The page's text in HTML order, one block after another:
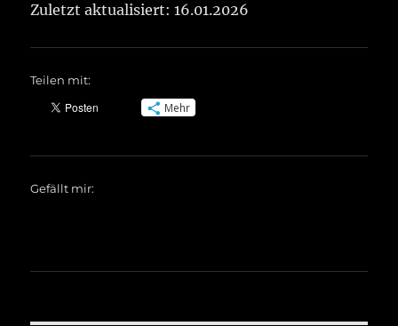
Zuletzt aktualisiert: 16.01.2026
Teilen mit:
Mehr
Gefällt mir: